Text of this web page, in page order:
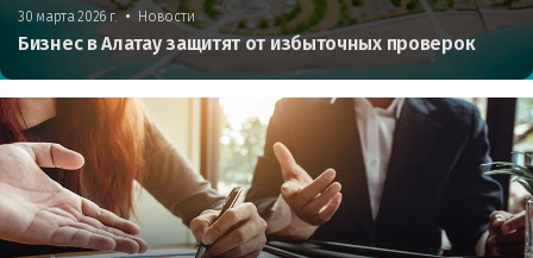
30 марта 2026 г. • Новости
Бизнес в Алатау защитят от избыточных проверок